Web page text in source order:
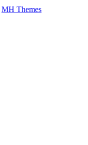
MH Themes